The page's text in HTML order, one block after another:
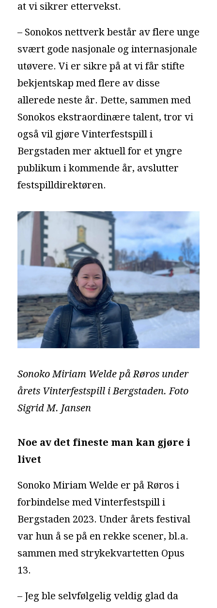
at vi sikrer ettervekst.
– Sonokos nettverk består av flere unge
svært gode nasjonale og internasjonale
utøvere. Vi er sikre på at vi får stifte
bekjentskap med flere av disse
allerede neste år. Dette, sammen med
Sonokos ekstraordinære talent, tror vi
også vil gjøre Vinterfestspill i
Bergstaden mer aktuell for et yngre
publikum i kommende år, avslutter
festspilldirektøren.
Sonoko Miriam Welde på Røros under
årets Vinterfestspill i Bergstaden. Foto
Sigrid M. Jansen
Noe av det fineste man kan gjøre i
livet
Sonoko Miriam Welde er på Røros i
forbindelse med Vinterfestspill i
Bergstaden 2023. Under årets festival
var hun å se på en rekke scener, bl.a.
sammen med strykekvartetten Opus
13.
– Jeg ble selvfølgelig veldig glad da